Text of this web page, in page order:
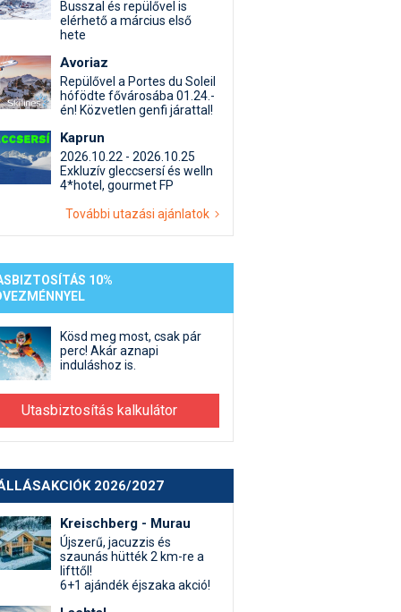
Termékkereső
egyéb síeléshez kapcsolódó téma
beszélgetések
Busszal és repülővel is
elérhető a március első
hete
Avoriaz
Repülővel a Portes du Soleil
hófödte fővárosába 01.24.-
én! Közvetlen genfi járattal!
Kaprun
2026.10.22 - 2026.10.25
Exkluzív gleccsersí és welln
4*hotel, gourmet FP
További utazási ajánlatok
10%
Kösd meg most, csak pár
perc! Akár aznapi
induláshoz is.
Utasbiztosítás kalkulátor
2026/2027
Kreischberg - Murau
Újszerű, jacuzzis és
szaunás hütték 2 km-re a
lifttől!
6+1 ajándék éjszaka akció!